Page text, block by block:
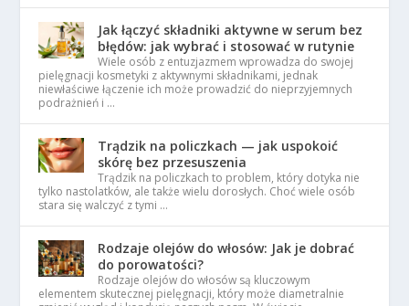
Jak łączyć składniki aktywne w serum bez
błędów: jak wybrać i stosować w rutynie
Wiele osób z entuzjazmem wprowadza do swojej
pielęgnacji kosmetyki z aktywnymi składnikami, jednak
niewłaściwe łączenie ich może prowadzić do nieprzyjemnych
podrażnień i …
Trądzik na policzkach — jak uspokoić
skórę bez przesuszenia
Trądzik na policzkach to problem, który dotyka nie
tylko nastolatków, ale także wielu dorosłych. Choć wiele osób
stara się walczyć z tymi …
Rodzaje olejów do włosów: Jak je dobrać
do porowatości?
Rodzaje olejów do włosów są kluczowym
elementem skutecznej pielęgnacji, który może diametralnie